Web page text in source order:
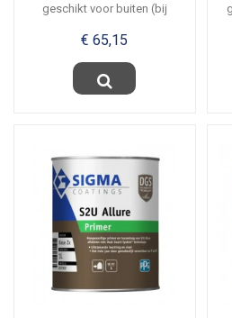
geschikt voor buiten (bij
€ 65,15